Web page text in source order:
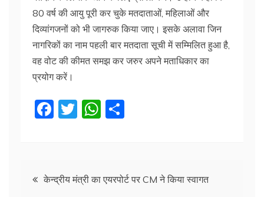
80 वर्ष की आयु पूरी कर चुके मतदाताओं, महिलाओं और
दिव्यांगजनों को भी जागरुक किया जाए। इसके अलावा जिन
नागरिकों का नाम पहली बार मतदाता सूची में सम्मिलित हुआ है,
वह वोट की कीमत समझ कर जरुर अपने मताधिकार का
प्रयोग करें।
F
b
T
W
A
Postकेन्द्रीय मंत्री का एयरपोर्ट पर CM ने किया स्वागत